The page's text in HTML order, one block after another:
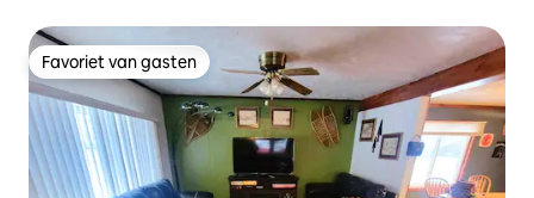
Favoriet van gasten
Favoriet van gasten